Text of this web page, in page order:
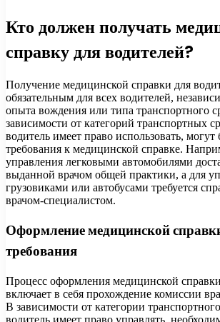
Кто должен получать
справку для водителей?
Получение медицинской справки для
обязательным для всех водителей,
опыта вождения или типа транспортного
зависимости от категорий транспортных
водитель имеет право использовать, могут
требования к медицинской справке.
управления легковыми автомобилями
выданной врачом общей практики, а для
грузовиками или автобусами требуется
врачом-специалистом.
Оформление медицинской
требования
Процесс оформления медицинской
включает в себя прохождение комиссии
В зависимости от категории
водитель имеет право управлять,